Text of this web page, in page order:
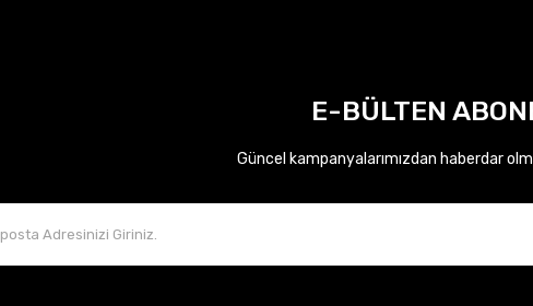
E-BÜLTEN
Güncel kampanyalarımızdan haberdar